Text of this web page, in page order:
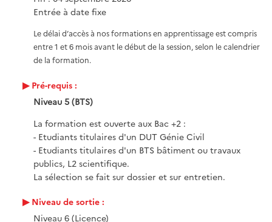
Entrée à date fixe
Le délai d’accès à nos formations en apprentissage est compris
entre 1 et 6 mois avant le début de la session, selon le calendrier
de la formation.
Pré-requis :
Niveau 5 (BTS)
La formation est ouverte aux Bac +2 :
- Etudiants titulaires d'un DUT Génie Civil
- Etudiants titulaires d'un BTS bâtiment ou travaux
publics, L2 scientifique.
La sélection se fait sur dossier et sur entretien.
Niveau de sortie :
Niveau 6 (Licence)